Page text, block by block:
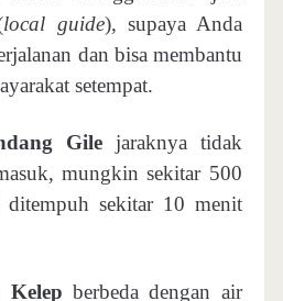
local guide), supaya Anda
dan bisa membantu
setempat.
Gile jaraknya tidak
mungkin sekitar 500
ditempuh sekitar 10 menit
berbeda dengan air